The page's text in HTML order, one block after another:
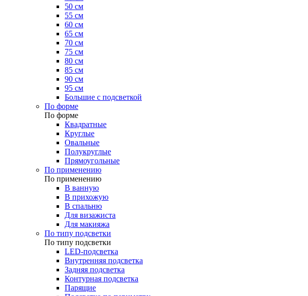
50 см
55 см
60 см
65 см
70 см
75 см
80 см
85 см
90 см
95 см
Большие с подсветкой
По форме
По форме
Квадратные
Круглые
Овальные
Полукруглые
Прямоугольные
По применению
По применению
В ванную
В прихожую
В спальню
Для визажиста
Для макияжа
По типу подсветки
По типу подсветки
LED-подсветка
Внутренняя подсветка
Задняя подсветка
Контурная подсветка
Парящие